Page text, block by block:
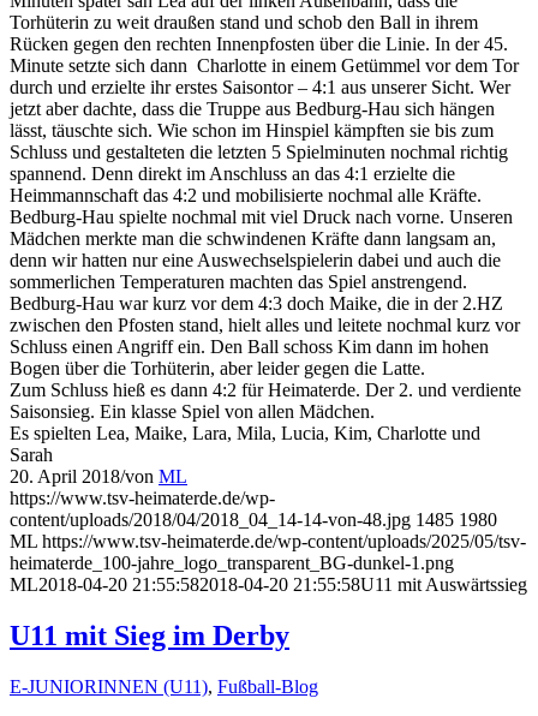
Torhüterin zu weit draußen stand und schob den Ball in ihrem
Rücken gegen den rechten Innenpfosten über die Linie. In der 45.
Minute setzte sich dann Charlotte in einem Getümmel vor dem Tor
durch und erzielte ihr erstes Saisontor – 4:1 aus unserer Sicht. Wer
jetzt aber dachte, dass die Truppe aus Bedburg-Hau sich hängen
lässt, täuschte sich. Wie schon im Hinspiel kämpften sie bis zum
Schluss und gestalteten die letzten 5 Spielminuten nochmal richtig
spannend. Denn direkt im Anschluss an das 4:1 erzielte die
Heimmannschaft das 4:2 und mobilisierte nochmal alle Kräfte.
Bedburg-Hau spielte nochmal mit viel Druck nach vorne. Unseren
Mädchen merkte man die schwindenen Kräfte dann langsam an,
denn wir hatten nur eine Auswechselspielerin dabei und auch die
sommerlichen Temperaturen machten das Spiel anstrengend.
Bedburg-Hau war kurz vor dem 4:3 doch Maike, die in der 2.HZ
zwischen den Pfosten stand, hielt alles und leitete nochmal kurz vor
Schluss einen Angriff ein. Den Ball schoss Kim dann im hohen
Bogen über die Torhüterin, aber leider gegen die Latte.
Zum Schluss hieß es dann 4:2 für Heimaterde. Der 2. und verdiente
Saisonsieg. Ein klasse Spiel von allen Mädchen.
Es spielten Lea, Maike, Lara, Mila, Lucia, Kim, Charlotte und
Sarah
20. April 2018/von ML
https://www.tsv-heimaterde.de/wp-
content/uploads/2018/04/2018_04_14-14-von-48.jpg 1485 1980
ML https://www.tsv-heimaterde.de/wp-content/uploads/2025/05/tsv-
heimaterde_100-jahre_logo_transparent_BG-dunkel-1.png
ML2018-04-20 21:55:582018-04-20 21:55:58U11 mit Auswärtssieg
U11 mit Sieg im Derby
E-JUNIORINNEN (U11), Fußball-Blog